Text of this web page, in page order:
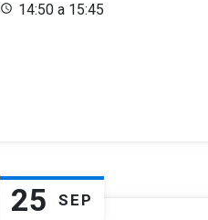
14:50 a 15:45
25 SEP